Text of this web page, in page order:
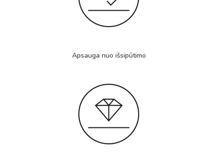
Apsauga nuo išsipūtimo